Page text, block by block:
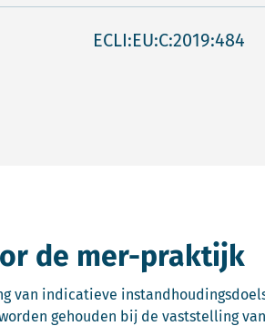
ECLI:EU:C:2019:484
de mer-praktijk
van indicatieve
gehouden bij de vaststelling